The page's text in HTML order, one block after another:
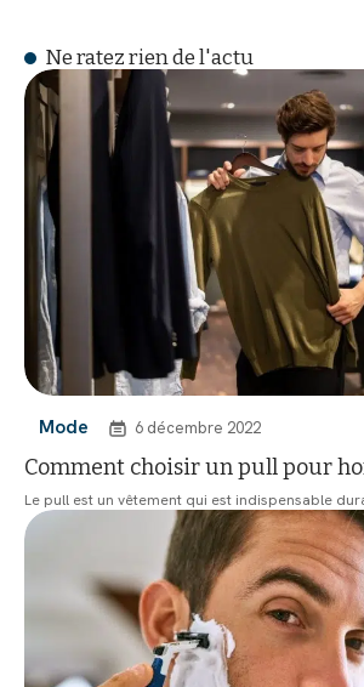
Ne ratez rien de l'actu
Mode 6 décembre 2022
Comment choisir un pull pour
Le pull est un vêtement qui est indispensable